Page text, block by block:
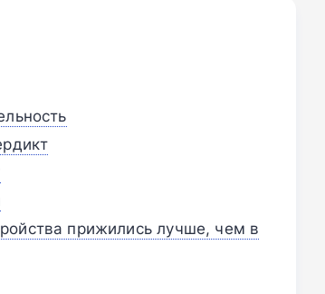
прижились лучше, чем в